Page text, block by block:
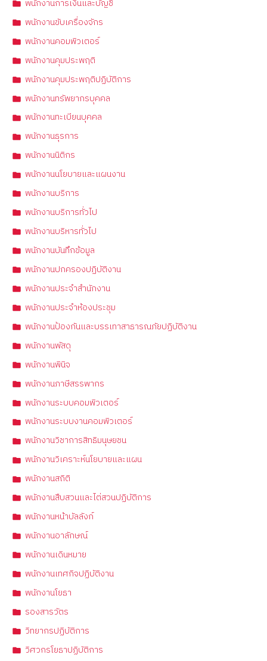
พนักงานการเงินและบัญชี
พนักงานขับเครื่องจักร
พนักงานคอมพิวเตอร์
พนักงานคุมประพฤติ
พนักงานคุมประพฤติปฏิบัติการ
พนักงานทรัพยากรบุคคล
พนักงานทะเบียนบุคคล
พนักงานธุรการ
พนักงานนิติกร
พนักงานนโยบายและแผนงาน
พนักงานบริการ
พนักงานบริการทั่วไป
พนักงานบริหารทั่วไป
พนักงานบันทึกข้อมูล
พนักงานปกครองปฏิบัติงาน
พนักงานประจำสำนักงาน
พนักงานประจำห้องประชุม
พนักงานป้องกันและบรรเทาสาธารณภัยปฏิบัติงาน
พนักงานพัสดุ
พนักงานพินิจ
พนักงานภาษีสรรพากร
พนักงานระบบคอมพิวเตอร์
พนักงานระบบงานคอมพิวเตอร์
พนักงานวิชาการสิทธิมนุษยชน
พนักงานวิเคราะห์นโยบายและแผน
พนักงานสถิติ
พนักงานสืบสวนและไต่สวนปฏิบัติการ
พนักงานหน้าบัลลังก์
พนักงานอาลักษณ์
พนักงานเดินหมาย
พนักงานเทศกิจปฏิบัติงาน
พนักงานโยธา
รองสารวัตร
วิทยากรปฏิบัติการ
วิศวกรโยธาปฏิบัติการ